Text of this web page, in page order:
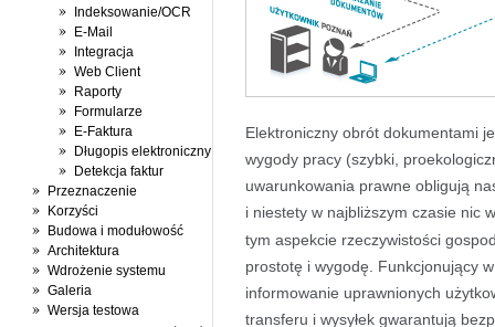
Indeksowanie/OCR
E-Mail
Integracja
Web Client
Raporty
Formularze
E-Faktura
Długopis elektroniczny
Detekcja faktur
Przeznaczenie
Korzyści
Budowa i modułowość
Architektura
Wdrożenie systemu
Galeria
Wersja testowa
Elektroniczny obrót dokumentami
wygody pracy (szybki,
uwarunkowania prawne obligują
i niestety w najbliższym czasie nic
tym aspekcie rzeczywistości
prostotę i wygodę. Funkcjonujący
informowanie uprawnionych
transferu i wysyłek gwarantują